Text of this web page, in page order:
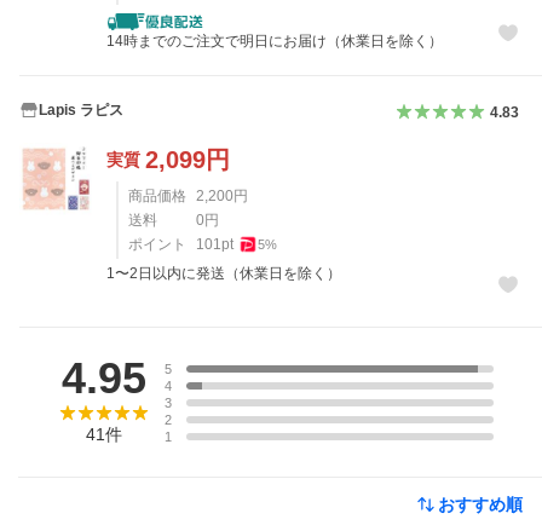
14時までのご注文で明日にお届け（休業日を除く）
Lapis ラピス 4.83
実質 2,099円
商品価格 2,200円
送料
0円
ポイント
101 pt 5%
1〜2日以内に発送（休業日を除く）
4.95
41件
5
4
3
2
1
おすすめ順